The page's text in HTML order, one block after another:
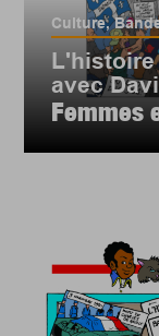
Culture,
L'histoire
avec
Femmes